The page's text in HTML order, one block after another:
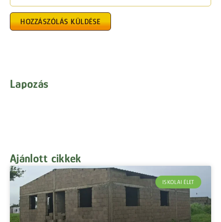
Lapozás
Ajánlott cikkek
ISKOLAI ÉLET